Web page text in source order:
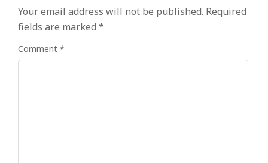
Your email address will not be published. Required
fields are marked *
Comment *